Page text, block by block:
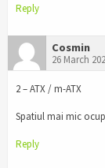
Reply
Cosmin
26 March
2 – ATX / m-ATX
Spatiul mai mic
Reply